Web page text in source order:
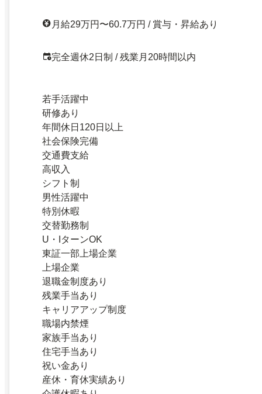
月給29万円〜60.7万円 / 賞与・昇給あり
完全週休2日制 / 残業月20時間以内
若手活躍中
研修あり
年間休日120日以上
社会保険完備
交通費支給
高収入
シフト制
男性活躍中
特別休暇
交替勤務制
U・IターンOK
東証一部上場企業
上場企業
退職金制度あり
残業手当あり
キャリアアップ制度
職場内禁煙
家族手当あり
住宅手当あり
祝い金あり
産休・育休実績あり